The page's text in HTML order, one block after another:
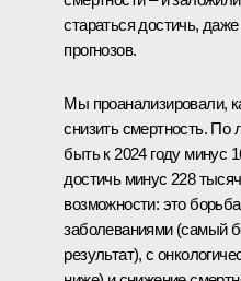
стараться достичь,
прогнозов.
Мы проанализировали,
снизить смертность. По
быть к 2024 году минус
достичь минус 228
возможности: это
заболеваниями (самый
результат), с